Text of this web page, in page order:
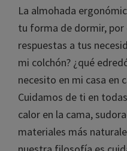
La almohada
a tu forma de dormir,
mejores respuestas a
protejo bien mi
el que necesito en mi
Cuidamos de ti en
calor en la cama,
materiales más